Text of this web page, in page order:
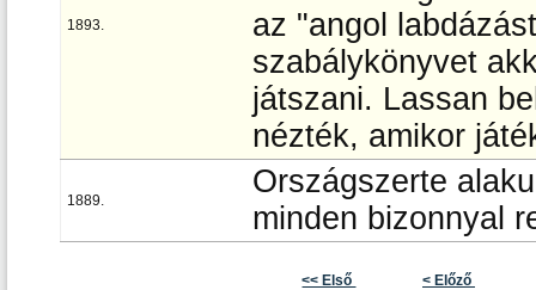
1893.
az "angol
szabálykönyvet
játszani. Lassan
nézték, amikor
1889.
Országszerte
minden bizonnyal
<< Első < Előző